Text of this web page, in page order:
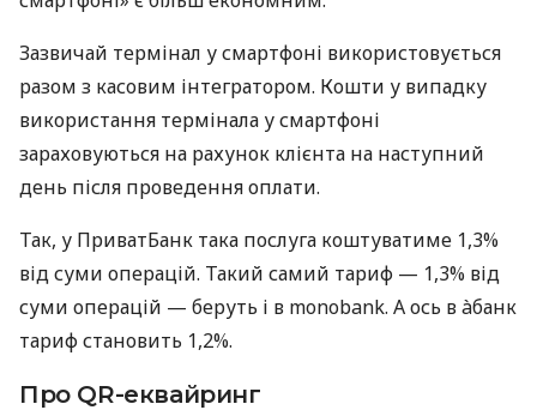
Зазвичай термінал у смартфоні використовується
разом з касовим інтегратором. Кошти у випадку
використання термінала у смартфоні
зараховуються на рахунок клієнта на наступний
день після проведення оплати.
Так, у ПриватБанк така послуга коштуватиме 1,3%
від суми операцій. Такий самий тариф — 1,3% від
суми операцій — беруть і в monobank. А ось в àбанк
тариф становить 1,2%.
Про QR-еквайринг